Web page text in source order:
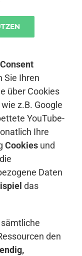
Sie Ihren
über Cookies
z.B. Google
YouTube-
Ihre
Cookies und
Daten
das
den